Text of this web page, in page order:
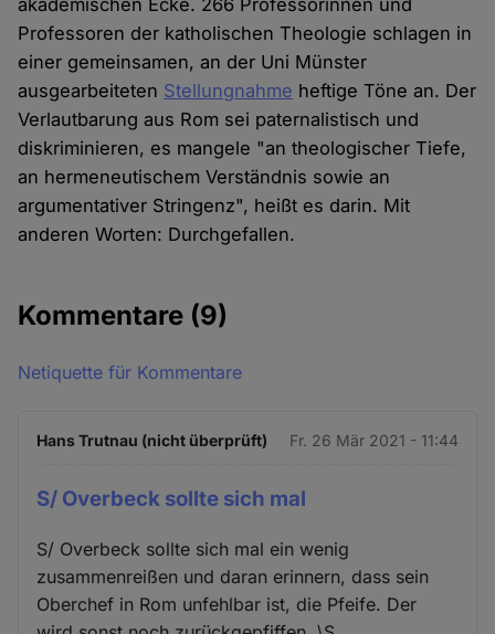
akademischen Ecke. 266 Professorinnen und
Professoren der katholischen Theologie schlagen in
einer gemeinsamen, an der Uni Münster
ausgearbeiteten Stellungnahme heftige Töne an. Der
Verlautbarung aus Rom sei paternalistisch und
diskriminieren, es mangele "an theologischer Tiefe,
an hermeneutischem Verständnis sowie an
argumentativer Stringenz", heißt es darin. Mit
anderen Worten: Durchgefallen.
Kommentare (9)
Netiquette für Kommentare
Hans Trutnau (nicht überprüft) Fr. 26 Mär 2021 - 11:44
S/ Overbeck sollte sich mal
S/ Overbeck sollte sich mal ein wenig
zusammenreißen und daran erinnern, dass sein
Oberchef in Rom unfehlbar ist, die Pfeife. Der